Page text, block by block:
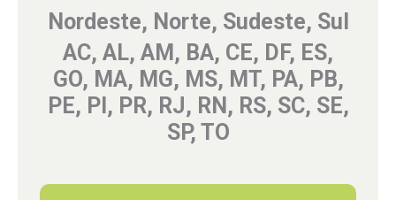
Nordeste, Norte, Sudeste, Sul
AC, AL, AM, BA, CE, DF, ES,
GO, MA, MG, MS, MT, PA, PB,
PE, PI, PR, RJ, RN, RS, SC, SE,
SP, TO